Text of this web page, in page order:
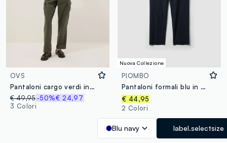
OVS
Pantaloni cargo verdi in misto lino e cotone regular fit
€ 49,95-50%€ 24,97
3 Colori
Nuova Collezione
PIOMBO
Pantaloni formali blu in viscosa elasticizzata regular fit
€ 44,95
2 Colori
Blu navy label.selectsize